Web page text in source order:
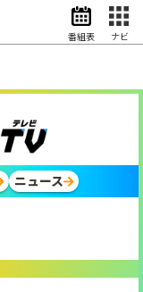
ニュース
アナウンサー
番組表 ナビ
ニュース